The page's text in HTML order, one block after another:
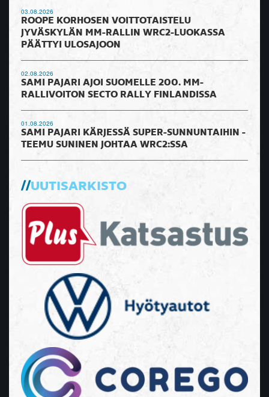
03.08.2026
ROOPE KORHOSEN VOITTOTAISTELU
JYVÄSKYLÄN MM-RALLIN WRC2-LUOKASSA
PÄÄTTYI ULOSAJOON
02.08.2026
SAMI PAJARI AJOI SUOMELLE 200. MM-
RALLIVOITON SECTO RALLY FINLANDISSA
01.08.2026
SAMI PAJARI KÄRJESSÄ SUPER-SUNNUNTAIHIN -
TEEMU SUNINEN JOHTAA WRC2:SSA
UUTISARKISTO